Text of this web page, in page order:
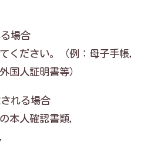
場合
ください。（例：母子手帳，
国人証明書等）
れる場合
本人確認書類，